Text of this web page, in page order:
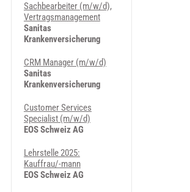
Sachbearbeiter (m/w/d),
Vertragsmanagement
Sanitas
Krankenversicherung
CRM Manager (m/w/d)
Sanitas
Krankenversicherung
Customer Services
Specialist (m/w/d)
EOS Schweiz AG
Lehrstelle 2025:
Kauffrau/-mann
EOS Schweiz AG